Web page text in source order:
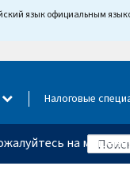
язык официальным
Налоговые
на